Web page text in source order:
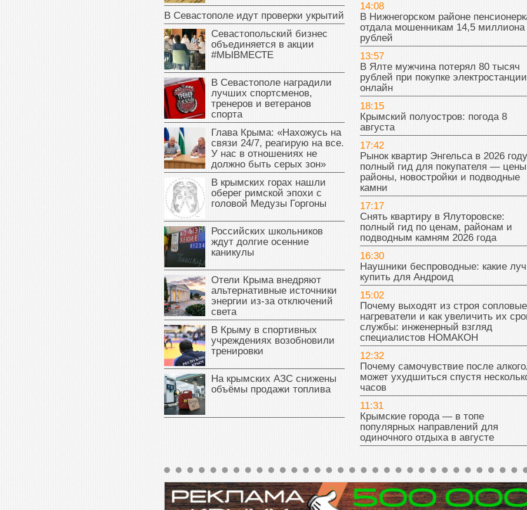
В Севастополе идут проверки укрытий
Севастопольский бизнес
объединяется в акции
#МЫВМЕСТЕ
В Севастополе наградили
лучших спортсменов,
тренеров и ветеранов
спорта
Глава Крыма: «Нахожусь на
связи 24/7, реагирую на все.
У нас в отношениях не
должно быть серых зон»
В крымских горах нашли
оберег римской эпохи с
головой Медузы Горгоны
Российских школьников
ждут долгие осенние
каникулы
Отели Крыма внедряют
альтернативные источники
энергии из-за отключений
света
В Крыму в спортивных
учреждениях возобновили
тренировки
На крымских АЗС снижены
объёмы продажи топлива
14:08
В Нижнегорском районе
отдала мошенникам 14,5 миллиона
рублей
13:57
В Ялте мужчина потерял 80 тысяч
рублей при покупке электростанции
онлайн
18:15
Крымский полуостров: погода 8
августа
17:42
Рынок квартир Энгельса в 2026
полный гид для покупателя —
районы, новостройки и подводные
камни
17:17
Снять квартиру в Ялуторовске:
полный гид по ценам, районам и
подводным камням 2026 года
16:30
Наушники беспроводные: какие
купить для Андроид
15:02
Почему выходят из строя сопловые
нагреватели и как увеличить их
службы: инженерный взгляд
специалистов НОМАКОН
12:32
Почему самочувствие после
может ухудшиться спустя
часов
11:31
Крымские города — в топе
популярных направлений для
одиночного отдыха в августе